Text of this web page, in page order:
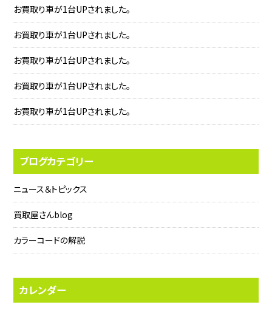
お買取り車が1台UPされました。
お買取り車が1台UPされました。
お買取り車が1台UPされました。
お買取り車が1台UPされました。
お買取り車が1台UPされました。
ブログカテゴリー
ニュース＆トピックス
買取屋さんblog
カラーコードの解説
カレンダー